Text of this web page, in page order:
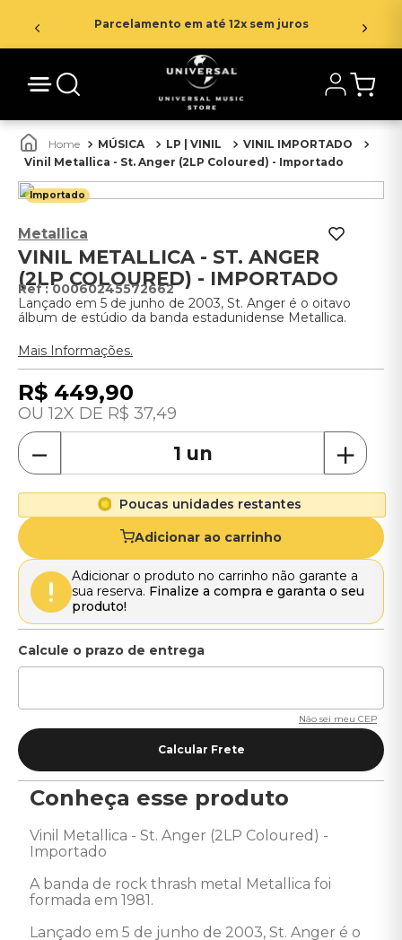
Parcelamento em até 12x sem juros
MÚSICA LP | VINIL
VINIL IMPORTADO
Vinil Metallica - St. Anger (2LP Coloured) - Importado
Importado
Metallica
VINIL METALLICA - ST. ANGER
(2LP COLOURED) - IMPORTADO
:00060245572662
Lançado em 5 de junho de 2003, St. Anger é o oitavo
álbum de estúdio da banda estadunidense Metallica.
Mais Informações.
R$ 449,90
12 R$ 37,49
＋
－
Poucas unidades restantes
Adicionar ao carrinho
Adicionar o produto no carrinho não garante a
sua reserva. Finalize a compra e garanta o seu
produto!
Não sei meu CEP
Conheça esse produto
Vinil Metallica - St. Anger (2LP Coloured) -
Importado
A banda de rock thrash metal Metallica foi
formada em 1981.
Lançado em 5 de junho de 2003, St. Anger é o